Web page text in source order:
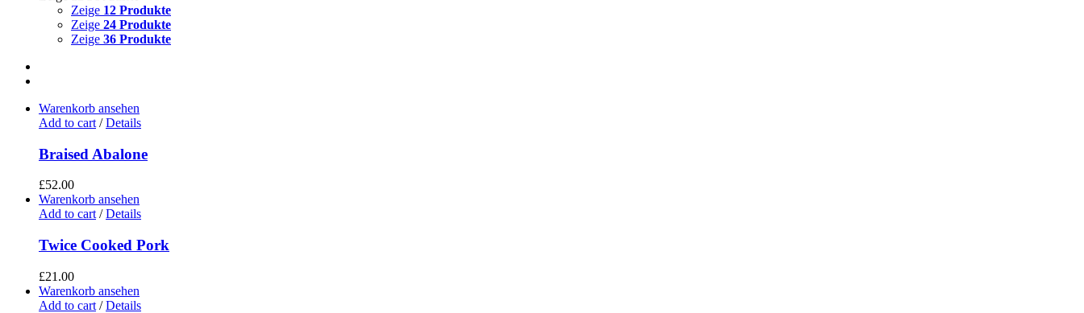
Zeige 12 Produkte
Zeige 24 Produkte
Zeige 36 Produkte
Warenkorb ansehen
Add to cart / Details
Braised Abalone
£52.00
Warenkorb ansehen
Add to cart / Details
Twice Cooked Pork
£21.00
Warenkorb ansehen
Add to cart / Details